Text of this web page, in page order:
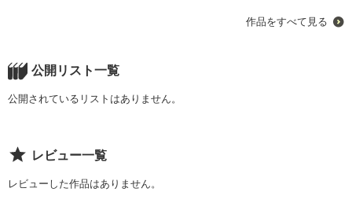
なんとなく勉強して、
作品をすべて見る
公開リスト一覧
公開されているリストはありません。
レビュー一覧
レビューした作品はありません。